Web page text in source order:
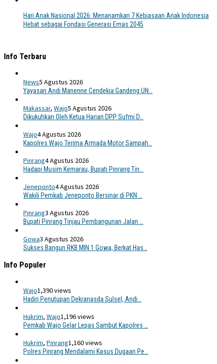
Hari Anak Nasional 2026: Menanamkan 7 Kebiasaan Anak Indonesia
Hebat sebagai Fondasi Generasi Emas 2045
Info Terbaru
News5 Agustus 2026
Yayasan Andi Manenne Cendekia Gandeng UN…
Makassar, Wajo5 Agustus 2026
Dikukuhkan Oleh Ketua Harian DPP Sufmi D…
Wajo4 Agustus 2026
Kapolres Wajo Terima Armada Motor Sampah…
Pinrang4 Agustus 2026
Hadapi Musim Kemarau, Bupati Pinrang Tin…
Jeneponto4 Agustus 2026
Wakili Pemkab Jeneponto Bersinar di PKN …
Pinrang3 Agustus 2026
Bupati Pinrang Tinjau Pembangunan Jalan …
Gowa3 Agustus 2026
Sukses Bangun RKB MIN 1 Gowa, Berkat Has…
Info Populer
Wajo1,390 views
Hadiri Penutupan Dekranasda Sulsel, Andi…
Hukrim, Wajo1,196 views
Pemkab Wajo Gelar Lepas Sambut Kapolres …
Hukrim, Pinrang1,160 views
Polres Pinrang Mendalami Kasus Dugaan Pe…